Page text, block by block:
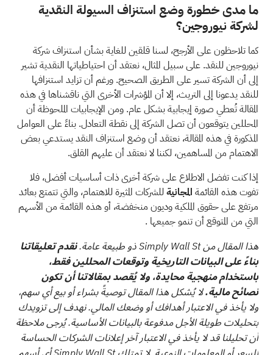
ما مدى خطورة وضع استنزاف السيولة النقدية
لشركة نيوروجين؟
كما تلاحظون على الأرجح، لسنا قلقين للغاية بشأن استنزاف شركة
نيوروجين للنقد. على سبيل المثال، نعتقد أن احتياطياتها النقدية تشير
إلى أن الشركة تسير على الطريق الصحيح. ورغم أن تزايد استنزافها
للنقد يدعونا إلى التريث، إلا أن المؤشرات الأخرى التي ناقشناها في هذه
المقالة تُعطي صورة إيجابية بشكل عام. ومن الإيجابيات الملحوظة أن
المحللين يتوقعون أن تصل الشركة إلى نقطة التعادل. بناءً على العوامل
المذكورة في هذه المقالة، نعتقد أن وضع استنزاف النقد يستدعي بعض
الاهتمام من المساهمين، لكننا لا نعتقد أن عليهم القلق.
إذا كنت تفضل الاطلاع على شركة أخرى ذات أساسيات أفضل، فلا
تفوت هذه القائمة المجانيةللشركات المثيرة للاهتمام، والتي تتمتع بعائد
مرتفع على حقوق الملكية وديون منخفضة، أوهذه القائمة من الأسهم
التي من المتوقع أن تنمو جميعها .
هذا المقال من Simply Wall St ذو طبيعة عامة.
نقدم تعليقاتنا
بناءً على البيانات التاريخية وتوقعات المحللين فقط،
باستخدام منهجية محايدة، ولا يُقصد بمقالاتنا أن تكون
نصائح مالية.لا يُشكل هذا المقال توصيةً بشراء أو بيع أي سهم،
ولا يأخذ في الاعتبار أهدافك أو وضعك المالي. نهدف إلى تزويدك
بتحليلات طويلة الأجل مدفوعة بالبيانات الأساسية. يُرجى ملاحظة
أن تحليلنا قد لا يأخذ في الاعتبار آخر إعلانات الشركات الحساسة